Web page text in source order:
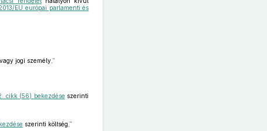
EU európai parlamenti és
jogi személy,”
cikk (56) bekezdése szerinti
szerinti költség,”